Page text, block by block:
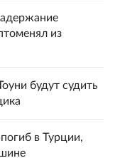
из
будут судить
в Турции,